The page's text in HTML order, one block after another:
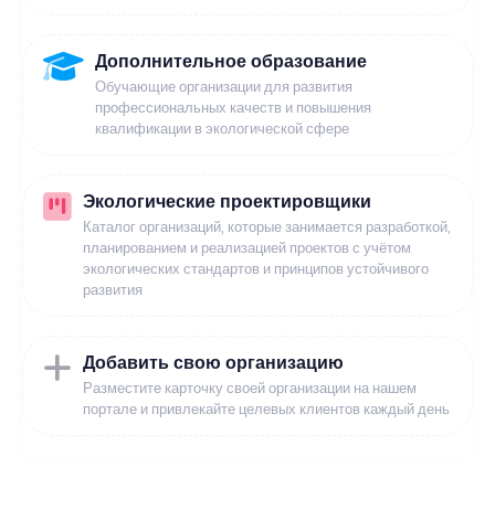
Дополнительное образование
Обучающие организации для развития
профессиональных качеств и повышения
квалификации в экологической сфере
Экологические проектировщики
Каталог организаций, которые занимается разработкой,
планированием и реализацией проектов с учётом
экологических стандартов и принципов устойчивого
развития
Добавить свою организацию
Разместите карточку своей организации на нашем
портале и привлекайте целевых клиентов каждый день